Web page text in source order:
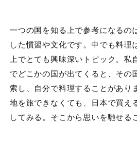
一つの国を知る上で参考になるの
した慣習や文化です。中でも料理
上でとても興味深いトピック。私
でどこかの国が出てくると、その
索し、自分で料理することがあり
地を旅できなくても、日本で買え
してみる。そこから思いを馳せる